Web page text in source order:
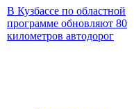
В Кузбассе по областной
программе обновляют 80
километров автодорог